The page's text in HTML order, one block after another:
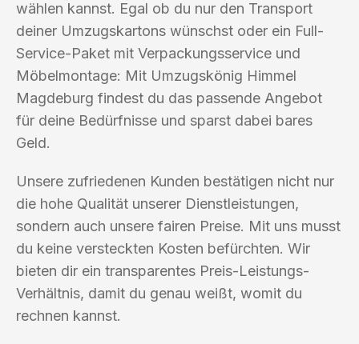
wählen kannst. Egal ob du nur den Transport
deiner Umzugskartons wünschst oder ein Full-
Service-Paket mit Verpackungsservice und
Möbelmontage: Mit Umzugskönig Himmel
Magdeburg findest du das passende Angebot
für deine Bedürfnisse und sparst dabei bares
Geld.
Unsere zufriedenen Kunden bestätigen nicht nur
die hohe Qualität unserer Dienstleistungen,
sondern auch unsere fairen Preise. Mit uns musst
du keine versteckten Kosten befürchten. Wir
bieten dir ein transparentes Preis-Leistungs-
Verhältnis, damit du genau weißt, womit du
rechnen kannst.